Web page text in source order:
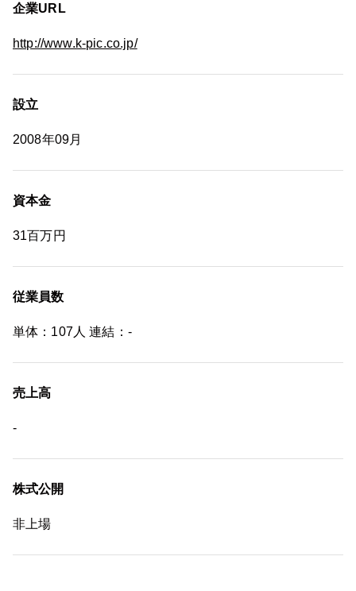
企業URL
http://www.k-pic.co.jp/
設立
2008年09月
資本金
31百万円
従業員数
単体：107人 連結：-
売上高
-
株式公開
非上場